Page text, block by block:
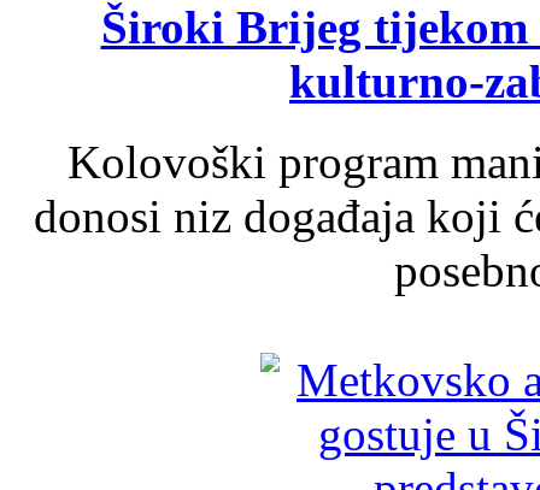
Široki Brijeg tijekom
kulturno-
Kolovoški program
donosi niz događaja koji